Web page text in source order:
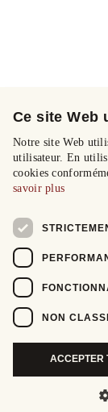
Ce site Web
Notre site Web
utilisateur. En
cookies
savoir plus
NON
ACCEPTER